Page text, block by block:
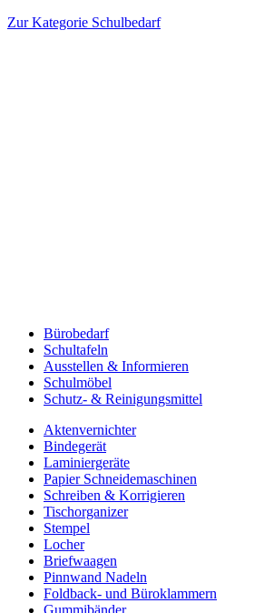
Zur Kategorie Schulbedarf
Bürobedarf
Schultafeln
Ausstellen & Informieren
Schulmöbel
Schutz- & Reinigungsmittel
Aktenvernichter
Bindegerät
Laminiergeräte
Papier Schneidemaschinen
Schreiben & Korrigieren
Tischorganizer
Stempel
Locher
Briefwaagen
Pinnwand Nadeln
Foldback- und Büroklammern
Gummibänder